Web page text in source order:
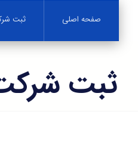
صفحه اصلی ثبت
ثبت